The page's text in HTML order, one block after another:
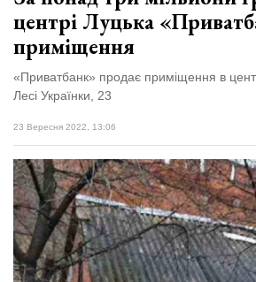
центрі Луцька
приміщення
«Приватбанк» продає приміщення в
Лесі Українки, 23
23 Вересня 2022, 13:06